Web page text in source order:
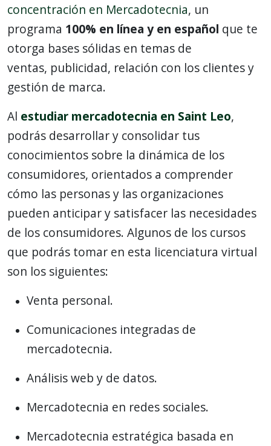
concentración en Mercadotecnia, un
programa 100% en línea y en español que te
otorga bases sólidas en temas de
ventas, publicidad, relación con los clientes y
gestión de marca.
Al estudiar mercadotecnia en Saint Leo,
podrás desarrollar y consolidar tus
conocimientos sobre la dinámica de los
consumidores, orientados a comprender
cómo las personas y las organizaciones
pueden anticipar y satisfacer las necesidades
de los consumidores. Algunos de los cursos
que podrás tomar en esta licenciatura virtual
son los siguientes:
Venta personal.
Comunicaciones integradas de
mercadotecnia.
Análisis web y de datos.
Mercadotecnia en redes sociales.
Mercadotecnia estratégica basada en